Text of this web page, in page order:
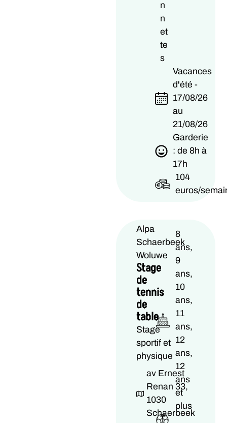
n
n
et
te
s
Vacances
d'été -
17/08/26
au
21/08/26
Garderie
: de 8h à
17h
104
euros/
Alpa
Schaerbeek
Woluwe
Stage
de
tennis
de
table
Stage
sportif et
physique
av Ernest
Renan 33,
1030
Schaerbeek
8
ans,
9
ans,
10
ans,
11
ans,
12
ans,
12
ans
et
plus
T